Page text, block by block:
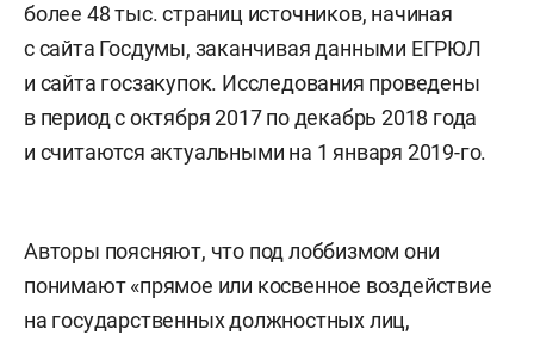
более 48 тыс. страниц источников, начиная
с сайта Госдумы, заканчивая данными ЕГРЮЛ
и сайта госзакупок. Исследования проведены
в период с октября 2017 по декабрь 2018 года
и считаются актуальными на 1 января 2019-го.
Авторы поясняют, что под лоббизмом они
понимают «прямое или косвенное воздействие
на государственных должностных лиц,